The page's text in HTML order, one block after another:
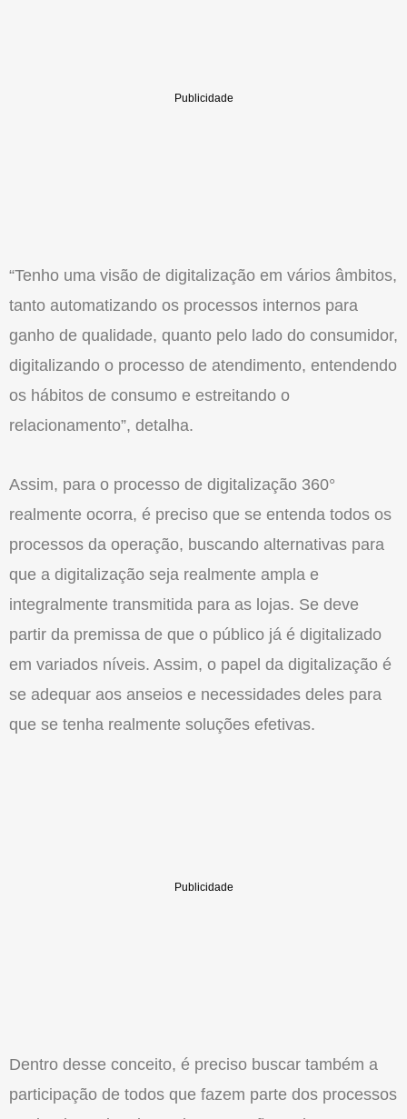
“Tenho uma visão de digitalização em vários âmbitos,
tanto automatizando os processos internos para
ganho de qualidade, quanto pelo lado do consumidor,
digitalizando o processo de atendimento, entendendo
os hábitos de consumo e estreitando o
relacionamento”, detalha.
Assim, para o processo de digitalização 360°
realmente ocorra, é preciso que se entenda todos os
processos da operação, buscando alternativas para
que a digitalização seja realmente ampla e
integralmente transmitida para as lojas. Se deve
partir da premissa de que o público já é digitalizado
em variados níveis. Assim, o papel da digitalização é
se adequar aos anseios e necessidades deles para
que se tenha realmente soluções efetivas.
Dentro desse conceito, é preciso buscar também a
participação de todos que fazem parte dos processos